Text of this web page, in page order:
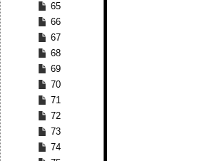
65
66
67
68
69
70
71
72
73
74